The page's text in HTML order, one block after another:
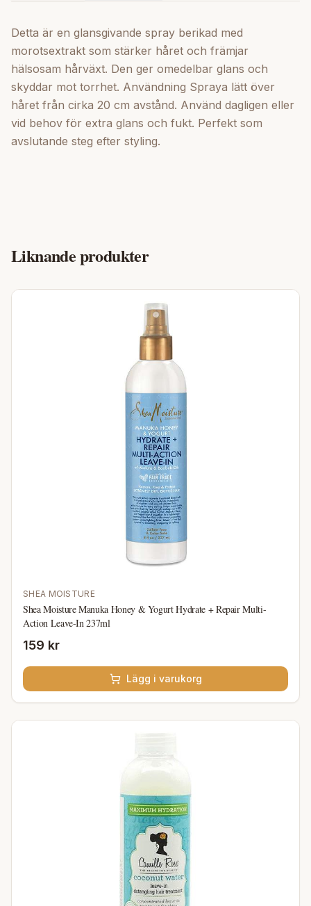
Detta är en glansgivande spray berikad med
morotsextrakt som stärker håret och främjar
hälsosam hårväxt. Den ger omedelbar glans och
skyddar mot torrhet. Användning Spraya lätt över
håret från cirka 20 cm avstånd. Använd dagligen eller
vid behov för extra glans och fukt. Perfekt som
avslutande steg efter styling.
Liknande produkter
SHEA MOISTURE
Shea Moisture Manuka Honey & Yogurt Hydrate + Repair Multi-
Action Leave-In 237ml
159 kr
Lägg i varukorg